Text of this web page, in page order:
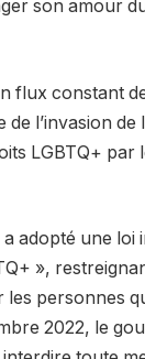
son amour
flux constant
de l’invasion de
LGBTQ+ par
a adopté une loi
»,
les personnes
2022, le